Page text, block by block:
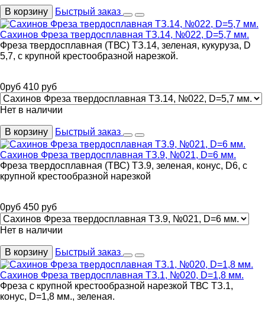
В корзину Быстрый заказ
Сахинов Фреза твердосплавная ТЗ.14, №022, D=5,7 мм.
Фреза твердосплавная (ТВС) ТЗ.14, зеленая, кукуруза, D
5,7, с крупной крестообразной нарезкой.
0руб 410 руб
Нет в наличии
В корзину Быстрый заказ
Сахинов Фреза твердосплавная ТЗ.9, №021, D=6 мм.
Фреза твердосплавная (ТВС) ТЗ.9, зеленая, конус, D6, с
крупной крестообразной нарезкой
0руб 450 руб
Нет в наличии
В корзину Быстрый заказ
Сахинов Фреза твердосплавная ТЗ.1, №020, D=1,8 мм.
Фреза с крупной крестообразной нарезкой ТВС ТЗ.1,
конус, D=1,8 мм., зеленая.